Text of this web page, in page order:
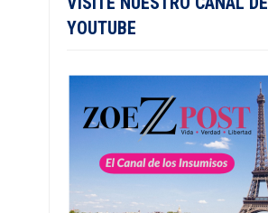
YOUTUBE